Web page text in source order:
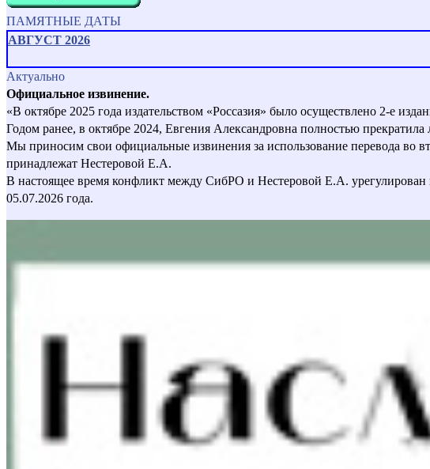
ПАМЯТНЫЕ ДАТЫ
АВГУСТ 2026
Актуально
Официальное извинение.
«В октябре 2025 года издательством «Россазия» было осуществлено 2-е
Годом ранее, в октябре 2024, Евгения Александровна полностью
Мы приносим свои официальные извинения за использование перевода во
принадлежат Нестеровой Е.А.
В настоящее время конфликт между СибРО и Нестеровой Е.А.
05.07.2026 года.